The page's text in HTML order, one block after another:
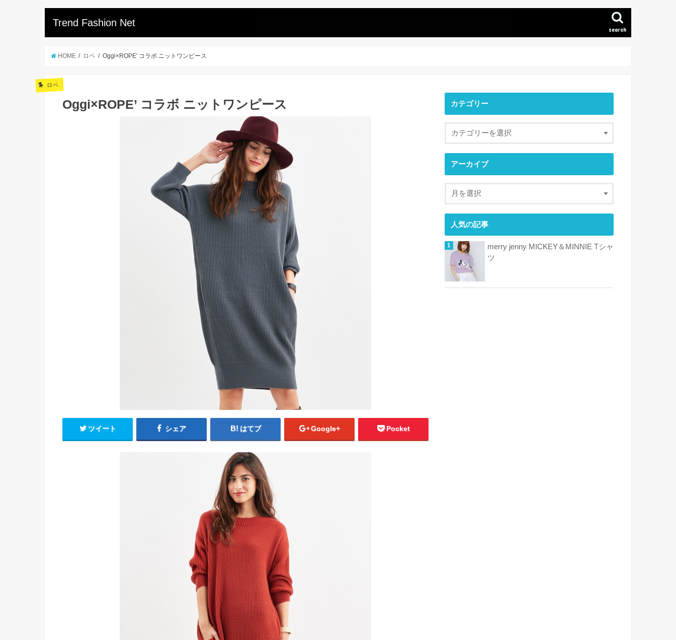
Trend Fashion Net
search
HOME ロペ Oggi×ROPE' コラボ ニットワンピース
ロペ
Oggi×ROPE’ コラボ ニットワンピース
ツイート シェア はてブ Google+ Pocket
カテゴリー
アーカイブ
人気の記事
merry jenny MICKEY＆MINNIE Tシャ
ツ